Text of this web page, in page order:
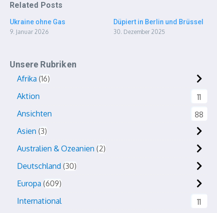
Related Posts
Ukraine ohne Gas
9. Januar 2026
Düpiert in Berlin und Brüssel
30. Dezember 2025
Unsere Rubriken
Afrika 16
Aktion
11
Ansichten
88
Asien 3
Australien & Ozeanien 2
Deutschland 30
Europa 609
International
11